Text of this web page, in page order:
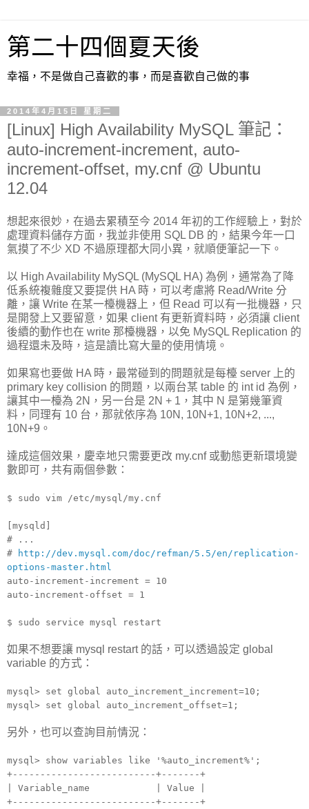
第二十四個夏天後
幸福，不是做自己喜歡的事，而是喜歡自己做的事
2014年4月15日 星期二
[Linux] High Availability MySQL 筆記：
auto-increment-increment, auto-
increment-offset, my.cnf @ Ubuntu
12.04
想起來很妙，在過去累積至今 2014 年初的工作經驗上，對於
處理資料儲存方面，我並非使用 SQL DB 的，結果今年一口
氣摸了不少 XD 不過原理都大同小異，就順便筆記一下。
以 High Availability MySQL (MySQL HA) 為例，通常為了降
低系統複雜度又要提供 HA 時，可以考慮將 Read/Write 分
離，讓 Write 在某一檯機器上，但 Read 可以有一批機器，只
是開發上又要留意，如果 client 有更新資料時，必須讓 client
後續的動作也在 write 那檯機器，以免 MySQL Replication 的
過程還未及時，這是讀比寫大量的使用情境。
如果寫也要做 HA 時，最常碰到的問題就是每檯 server 上的
primary key collision 的問題，以兩台某 table 的 int id 為例，
讓其中一檯為 2N，另一台是 2N + 1，其中 N 是第幾筆資
料，同理有 10 台，那就依序為 10N, 10N+1, 10N+2, ...,
10N+9。
達成這個效果，慶幸地只需要更改 my.cnf 或動態更新環境變
數即可，共有兩個參數：
$ sudo vim /etc/mysql/my.cnf
[mysqld]
# ...
#
http://dev.mysql.com/doc/refman/5.5/en/replication-
options-master.html
auto-increment-increment = 10
auto-increment-offset = 1
$ sudo service mysql restart
如果不想要讓 mysql restart 的話，可以透過設定 global
variable 的方式：
mysql> set global auto_increment_increment=10;
mysql> set global auto_increment_offset=1;
另外，也可以查詢目前情況：
mysql> show variables like '%auto_increment%';
+--------------------------+-------+
| Variable_name | Value |
+--------------------------+-------+